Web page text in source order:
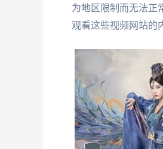
为地区限制而无法正
观看这些视频网站的